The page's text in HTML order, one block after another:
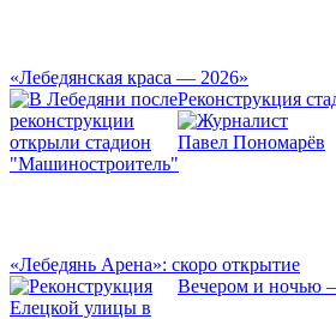
«Лебедянская краса — 2026»
Реконструкция
«Лебедянь Арена»: скоро открытие
Вечером и ночью